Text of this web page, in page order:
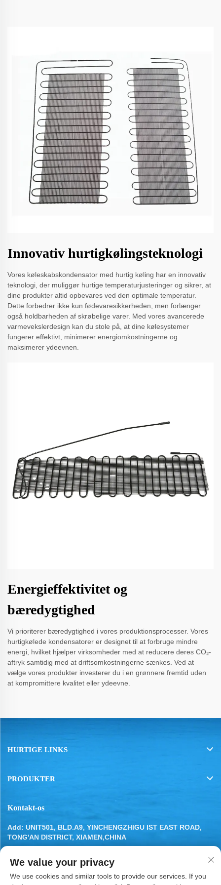
Innovativ hurtigkølingsteknologi
Vores køleskabskondensator med hurtig køling har en innovativ
teknologi, der muliggør hurtige temperaturjusteringer og sikrer, at
dine produkter altid opbevares ved den optimale temperatur.
Dette forbedrer ikke kun fødevaresikkerheden, men forlænger
også holdbarheden af skrøbelige varer. Med vores avancerede
varmevekslerdesign kan du stole på, at dine kølesystemer
fungerer effektivt, minimerer energiomkostningerne og
maksimerer ydeevnen.
Energieffektivitet og
bæredygtighed
Vi prioriterer bæredygtighed i vores produktionsprocesser. Vores
hurtigkølede kondensatorer er designet til at forbruge mindre
energi, hvilket hjælper virksomheder med at reducere deres CO₂-
aftryk samtidig med at driftsomkostningerne sænkes. Ved at
vælge vores produkter investerer du i en grønnere fremtid uden
at kompromittere kvalitet eller ydeevne.
HURTIGE LINKS
PRODUKTER
Kontakt-os
Add: UNIT501, BLD.A9, YINCHENGZHIGU IST EAST ROAD,
TONG'AN DISTRICT, XIAMEN,CHINA
[email protected]
We value your privacy
We use cookies and similar tools to provide our services. If you